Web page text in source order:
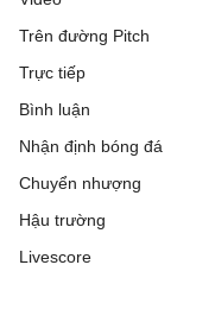
Trên đường Pitch
Trực tiếp
Bình luận
Nhận định bóng đá
Chuyển nhượng
Hậu trường
Livescore